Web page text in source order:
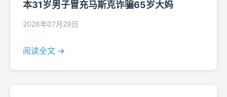
本31岁男子冒充马斯克诈骗65岁大妈
2026年07月29日
阅读全文 →